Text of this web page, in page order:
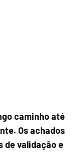
caminho até
Os achados
de validação e